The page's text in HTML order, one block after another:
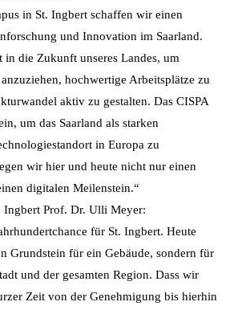
in St. Ingbert schaffen wir einen
und Innovation im Saarland.
in die Zukunft unseres Landes, um
hochwertige Arbeitsplätze zu
aktiv zu gestalten. Das CISPA
um das Saarland als starken
in Europa zu
wir hier und heute nicht nur einen
digitalen Meilenstein.“
Ingbert Prof. Dr. Ulli Meyer:
für St. Ingbert. Heute
Grundstein für ein Gebäude, sondern für
und der gesamten Region. Dass wir
Zeit von der Genehmigung bis hierhin